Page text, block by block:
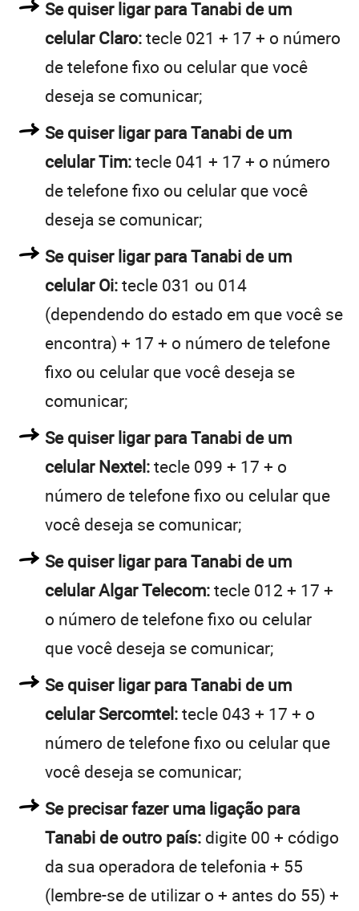
Se quiser ligar para Tanabi de um
celular Claro:tecle 021 + 17 + o número
de telefone fixo ou celular que você
deseja se comunicar;
Se quiser ligar para Tanabi de um
celular Tim:tecle 041 + 17 + o número
de telefone fixo ou celular que você
deseja se comunicar;
Se quiser ligar para Tanabi de um
celular Oi:tecle 031 ou 014
(dependendo do estado em que você se
encontra) + 17 + o número de telefone
fixo ou celular que você deseja se
comunicar;
Se quiser ligar para Tanabi de um
celular Nextel:tecle 099 + 17 + o
número de telefone fixo ou celular que
você deseja se comunicar;
Se quiser ligar para Tanabi de um
celular Algar Telecom:tecle 012 + 17 +
o número de telefone fixo ou celular
que você deseja se comunicar;
Se quiser ligar para Tanabi de um
celular Sercomtel:tecle 043 + 17 + o
número de telefone fixo ou celular que
você deseja se comunicar;
Se precisar fazer uma ligação para
Tanabi de outro país: digite 00 + código
da sua operadora de telefonia + 55
(lembre-se de utilizar o + antes do 55) +